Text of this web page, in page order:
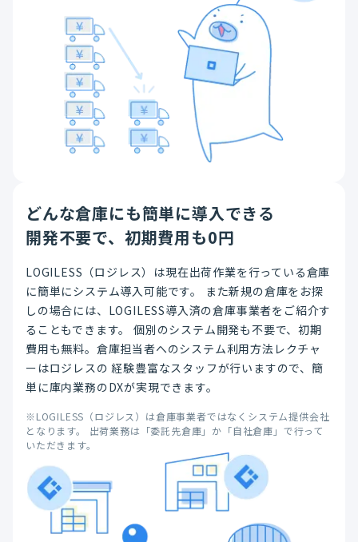
どんな倉庫にも簡単に導入できる
開発不要で、初期費用も0円
LOGILESS（ロジレス）は現在出荷作業を行っている倉庫
に簡単にシステム導入可能です。 また新規の倉庫をお探
しの場合には、LOGILESS導入済の倉庫事業者をご紹介す
ることもできます。 個別のシステム開発も不要で、初期
費用も無料。倉庫担当者へのシステム利用方法レクチャ
ーはロジレスの 経験豊富なスタッフが行いますので、簡
単に庫内業務のDXが実現できます。
※LOGILESS（ロジレス）は倉庫事業者ではなくシステム提供会社
となります。 出荷業務は「委託先倉庫」か「自社倉庫」で行って
いただきます。